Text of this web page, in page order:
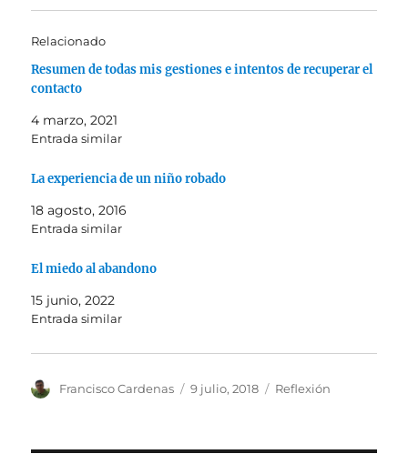
Relacionado
Resumen de todas mis gestiones e intentos de recuperar el
contacto
4 marzo, 2021
Entrada similar
La experiencia de un niño robado
18 agosto, 2016
Entrada similar
El miedo al abandono
15 junio, 2022
Entrada similar
Autor
Francisco Cardenas
Publicado
9 julio, 2018 Categorías
Reflexión